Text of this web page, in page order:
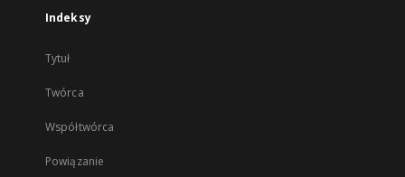
Indeksy
Tytuł
Twórca
Współtwórca
Powiązanie